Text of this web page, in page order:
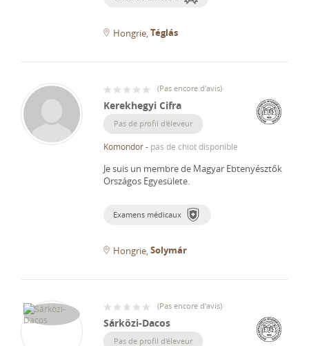
Hongrie Téglás
(Pas encore d'avis)
Kerekhegyi Cifra
Pas de profil d'éleveur
Komondor- pas de chiot disponible
Je suis un membre de Magyar Ebtenyésztők
Országos Egyesülete.
Examens médicaux
Hongrie Solymár
(Pas encore d'avis)
Sárközi-Dacos
Pas de profil d'éleveur